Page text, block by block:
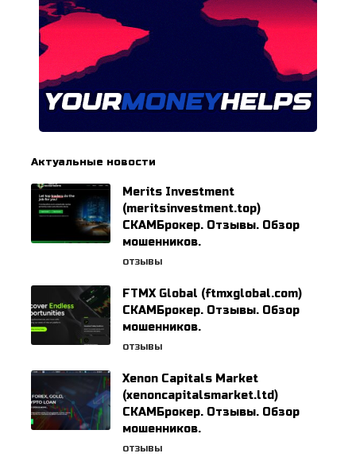
Актуальные новости
Merits Investment
(meritsinvestment.top)
СКАМБрокер. Отзывы. Обзор
мошенников.
ОТЗЫВЫ
FTMX Global (ftmxglobal.com)
СКАМБрокер. Отзывы. Обзор
мошенников.
ОТЗЫВЫ
Xenon Capitals Market
(xenoncapitalsmarket.ltd)
СКАМБрокер. Отзывы. Обзор
мошенников.
ОТЗЫВЫ